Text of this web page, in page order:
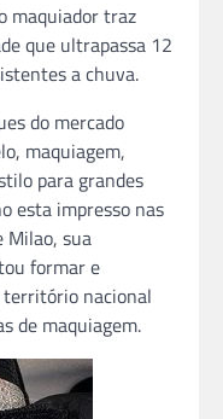
maquiador traz
que ultrapassa 12
a chuva.
do mercado
maquiagem,
para grandes
esta impresso nas
Milao, sua
formar e
nacional
de maquiagem.